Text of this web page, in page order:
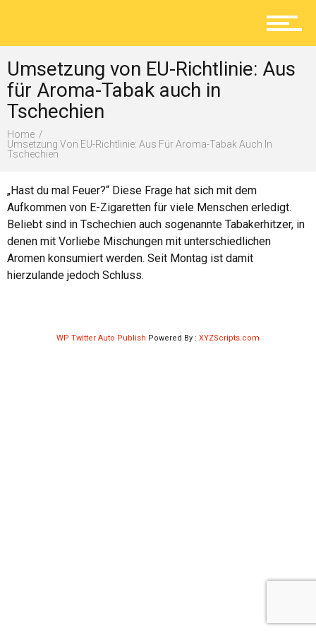
Lokal
Ratgeber
Service
Kolumne
Umsetzung von EU-Richtlinie: Aus
für Aroma-Tabak auch in
Tschechien
Home
Umsetzung Von EU-Richtlinie: Aus Für Aroma-Tabak Auch In
Tschechien
„Hast du mal Feuer?“ Diese Frage hat sich mit dem
Aufkommen von E-Zigaretten für viele Menschen erledigt.
Beliebt sind in Tschechien auch sogenannte Tabakerhitzer, in
denen mit Vorliebe Mischungen mit unterschiedlichen
Aromen konsumiert werden. Seit Montag ist damit
hierzulande jedoch Schluss.
WP Twitter Auto Publish Powered By : XYZScripts.com